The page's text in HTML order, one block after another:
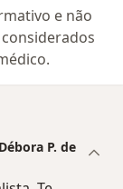
e não
P. de